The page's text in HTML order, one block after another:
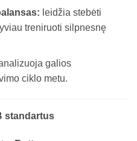
leidžia stebėti
treniruoti silpnesnę
galios
ciklo metu.
standartus